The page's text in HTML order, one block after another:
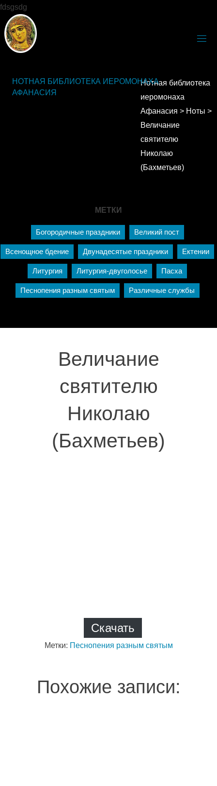
fdsgsdg
НОТНАЯ БИБЛИОТЕКА ИЕРОМОНАХА
АФАНАСИЯ
Нотная библиотека
иеромонаха
Афанасия > Ноты >
Величание
святителю
Николаю
(Бахметьев)
МЕТКИ
Богородичные праздники Великий пост
Всенощное бдение Двунадесятые праздники Ектении
Литургия Литургия-двуголосье Пасха
Песнопения разным святым Различные службы
Величание
святителю
Николаю
(Бахметьев)
Скачать
Метки: Песнопения разным святым
Похожие записи: